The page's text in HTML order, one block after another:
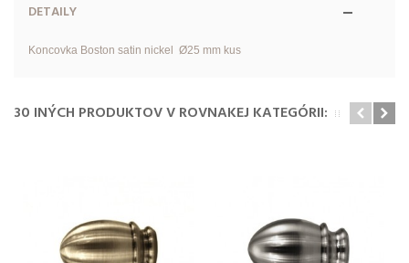
DETAILY
Koncovka Boston satin nickel Ø25 mm kus
30 INÝCH PRODUKTOV V ROVNAKEJ KATEGÓRII: